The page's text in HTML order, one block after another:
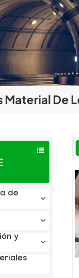
Material De
de
y